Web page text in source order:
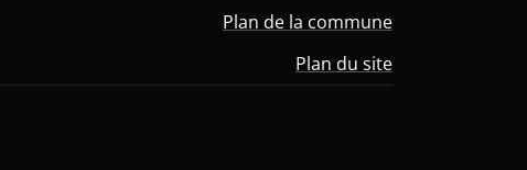
Plan de la commune
Plan du site